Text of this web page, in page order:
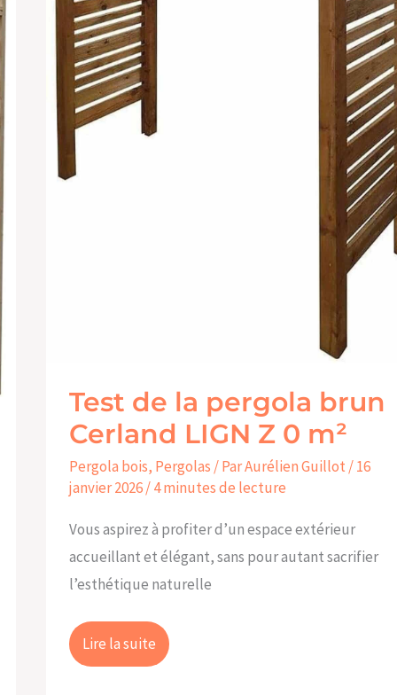
Test de la pergola brun
Cerland LIGN Z 0 m²
Pergola bois, Pergolas / ParAurélien Guillot /16
janvier 2026/4 minutes de lecture
Vous aspirez à profiter d’un espace extérieur
accueillant et élégant, sans pour autant sacrifier
l’esthétique naturelle
Lire la suite